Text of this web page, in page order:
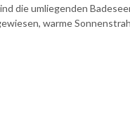
die umliegenden
warme